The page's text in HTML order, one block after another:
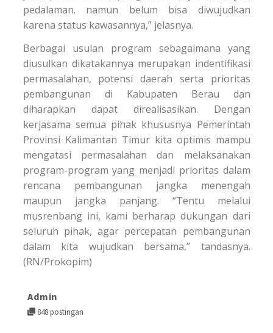
pedalaman. namun belum bisa diwujudkan
karena status kawasannya,” jelasnya.
Berbagai usulan program sebagaimana yang
diusulkan dikatakannya merupakan indentifikasi
permasalahan, potensi daerah serta prioritas
pembangunan di Kabupaten Berau dan
diharapkan dapat direalisasikan. Dengan
kerjasama semua pihak khususnya Pemerintah
Provinsi Kalimantan Timur kita optimis mampu
mengatasi permasalahan dan melaksanakan
program-program yang menjadi prioritas dalam
rencana pembangunan jangka menengah
maupun jangka panjang. “Tentu melalui
musrenbang ini, kami berharap dukungan dari
seluruh pihak, agar percepatan pembangunan
dalam kita wujudkan bersama,” tandasnya.
(RN/Prokopim)
Admin
848 postingan